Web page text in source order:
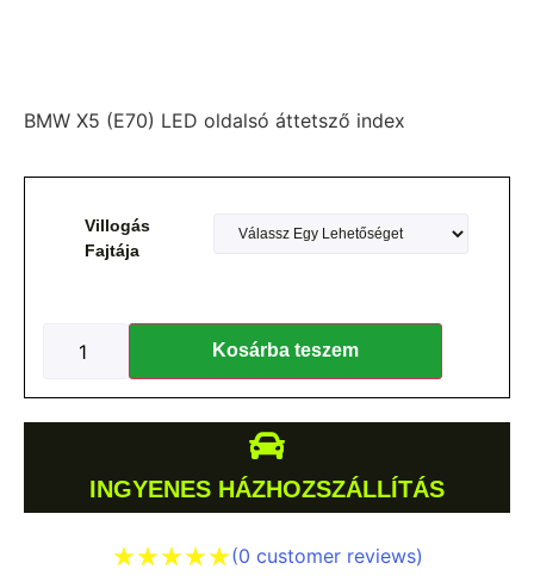
BMW X5 (E70) LED oldalsó áttetsző index
Villogás
Fajtája
Kosárba teszem
INGYENES HÁZHOZSZÁLLÍTÁS
(0 customer reviews)